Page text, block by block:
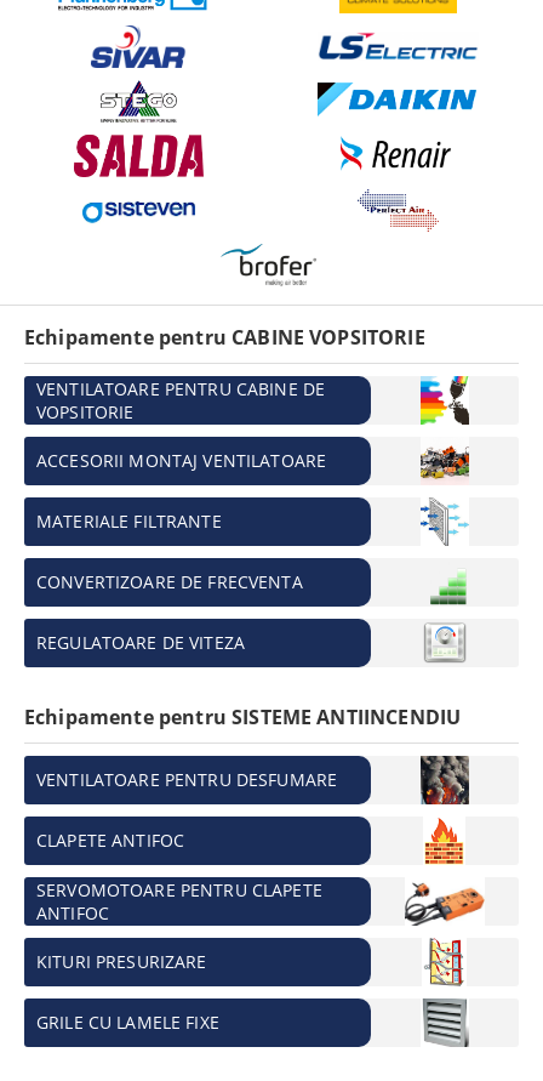
Echipamente pentru CABINE VOPSITORIE
VENTILATOARE PENTRU CABINE DE
VOPSITORIE
ACCESORII MONTAJ VENTILATOARE
MATERIALE FILTRANTE
CONVERTIZOARE DE FRECVENTA
REGULATOARE DE VITEZA
Echipamente pentru SISTEME ANTIINCENDIU
VENTILATOARE PENTRU DESFUMARE
CLAPETE ANTIFOC
SERVOMOTOARE PENTRU CLAPETE
ANTIFOC
KITURI PRESURIZARE
GRILE CU LAMELE FIXE